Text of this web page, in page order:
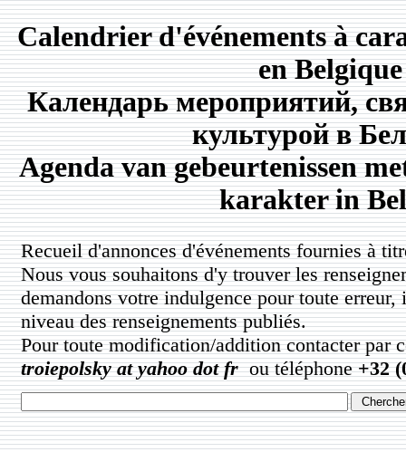
Calendrier d'événements à
en Belgique
Календарь мероприятий,
культурой в
Agenda van gebeurtenissen
karakter in
Recueil d'annonces d'événements fournies à
Nous vous souhaitons d'y trouver les
demandons votre indulgence pour toute
niveau des renseignements publiés.
Pour toute modification/addition contacter par
troiepolsky at yahoo dot frou téléphone+32